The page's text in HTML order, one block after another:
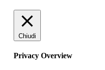
Chiudi
Privacy Overview